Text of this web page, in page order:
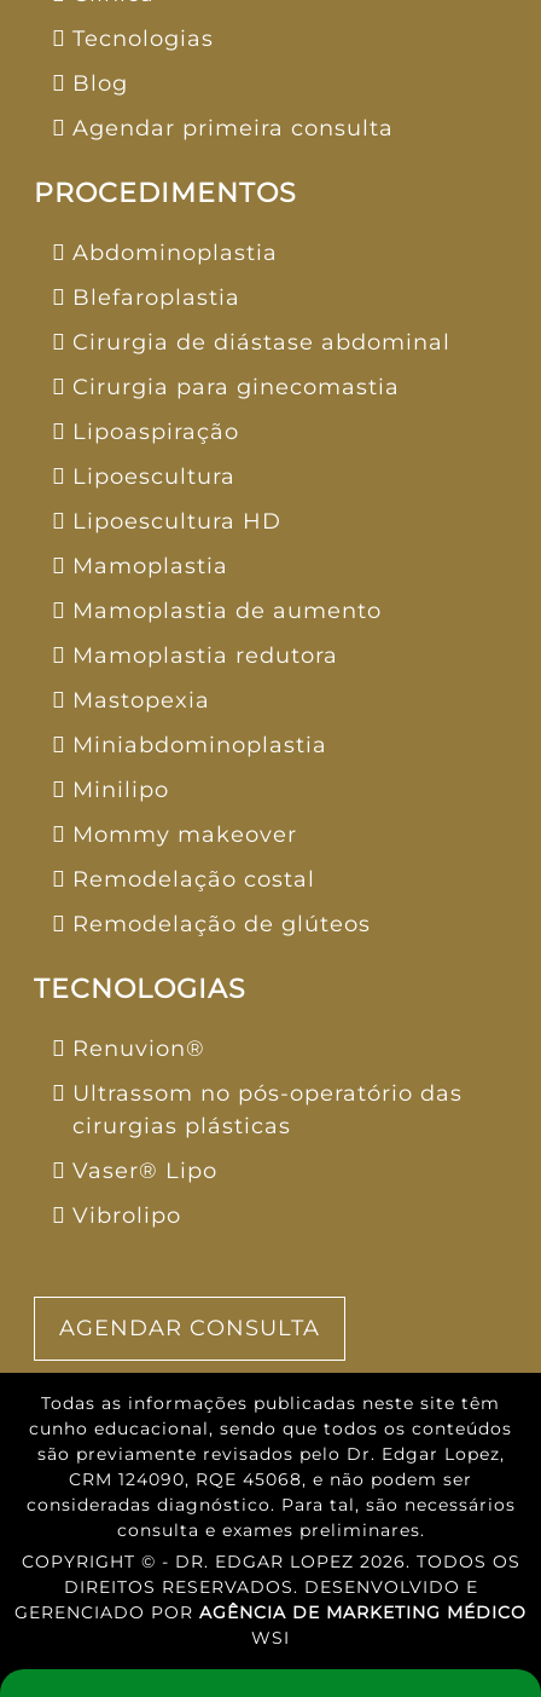
Tecnologias
Blog
Agendar primeira consulta
PROCEDIMENTOS
Abdominoplastia
Blefaroplastia
Cirurgia de diástase abdominal
Cirurgia para ginecomastia
Lipoaspiração
Lipoescultura
Lipoescultura HD
Mamoplastia
Mamoplastia de aumento
Mamoplastia redutora
Mastopexia
Miniabdominoplastia
Minilipo
Mommy makeover
Remodelação costal
Remodelação de glúteos
TECNOLOGIAS
Renuvion®
Ultrassom no pós-operatório das
cirurgias plásticas
Vaser® Lipo
Vibrolipo
AGENDAR CONSULTA
Todas as informações publicadas neste site têm
cunho educacional, sendo que todos os conteúdos
são previamente revisados pelo Dr. Edgar Lopez,
CRM 124090, RQE 45068, e não podem ser
consideradas diagnóstico. Para tal, são necessários
consulta e exames preliminares.
COPYRIGHT © - DR. EDGAR LOPEZ 2026. TODOS OS
DIREITOS RESERVADOS. DESENVOLVIDO E
GERENCIADO POR AGÊNCIA DE MARKETING MÉDICO
WSI